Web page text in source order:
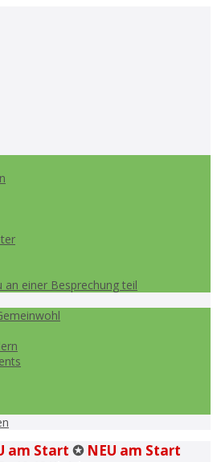
an einer Besprechung teil
am Start ✪ NEU am Start